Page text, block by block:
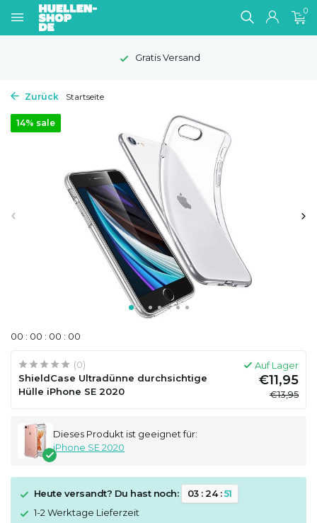
0
Gratis Versand
Zurück Startseite
14% sale
00 : 00 : 00 : 00
(0)
ShieldCase Ultradünne durchsichtige
Hülle iPhone SE 2020
Auf Lager
€11,95
€13,95
Dieses Produkt ist geeignet für:
iPhone SE 2020
Heute versandt? Du hast noch: 03:24:51
1-2 Werktage Lieferzeit